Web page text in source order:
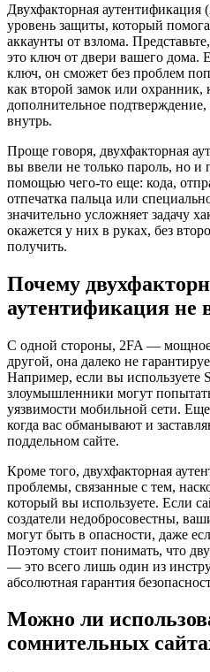
Двухфакторная
уровень защиты, который
аккаунты от взлома.
это ключ от двери вашего дома.
ключ, он сможет без проблем
как второй замок или охранник,
дополнительное
внутрь.
Проще говоря, двухфакторная
вы ввели не только пароль, но и
помощью чего-то еще: кода,
отпечатка пальца или
значительно усложняет задачу
окажется у них в руках, без
получить.
Почему
аутентификация не
С одной стороны, 2FA — мощное
другой, она далеко не
Например, если вы используете
злоумышленники могут
уязвимости мобильной сети.
когда вас обманывают и
поддельном сайте.
Кроме того, двухфакторная
проблемы, связанные с тем,
который вы используете. Если
создатели недобросовестны,
могут быть в опасности, даже
Поэтому стоит понимать, что
— это всего лишь один из
абсолютная гарантия
Можно ли
сомнительных